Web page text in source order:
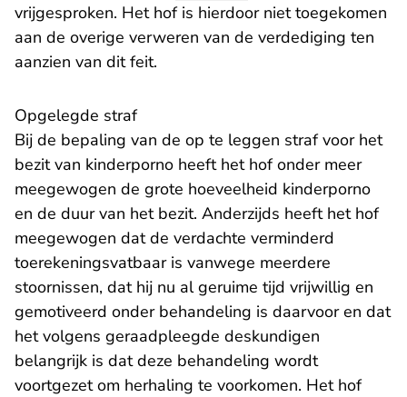
vrijgesproken. Het hof is hierdoor niet toegekomen
aan de overige verweren van de verdediging ten
aanzien van dit feit.
Opgelegde straf
Bij de bepaling van de op te leggen straf voor het
bezit van kinderporno heeft het hof onder meer
meegewogen de grote hoeveelheid kinderporno
en de duur van het bezit. Anderzijds heeft het hof
meegewogen dat de verdachte verminderd
toerekeningsvatbaar is vanwege meerdere
stoornissen, dat hij nu al geruime tijd vrijwillig en
gemotiveerd onder behandeling is daarvoor en dat
het volgens geraadpleegde deskundigen
belangrijk is dat deze behandeling wordt
voortgezet om herhaling te voorkomen. Het hof